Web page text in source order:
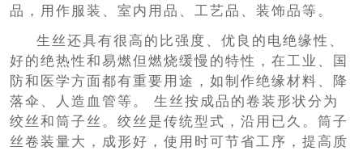
品，用作服装、室内用品、工艺品、装饰品等。
生丝还具有很高的比强度、优良的电绝缘性、
好的绝热性和易燃但燃烧缓慢的特性，在工业、国
防和医学方面都有重要用途，如制作绝缘材料、降
落伞、人造血管等。 生丝按成品的卷装形状分为
绞丝和筒子丝。绞丝是传统型式，沿用已久。筒子
丝卷装量大，成形好，使用时可节省工序，提高质